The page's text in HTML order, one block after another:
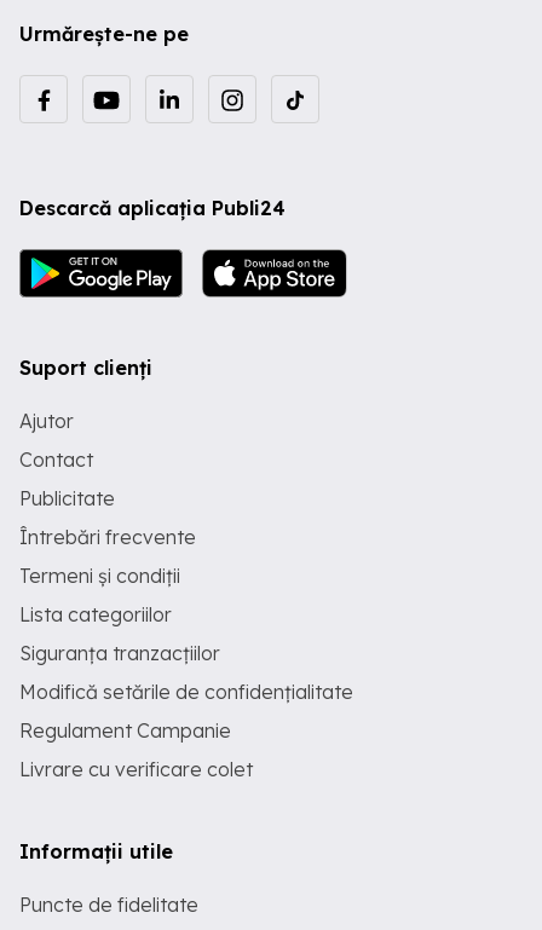
Urmărește-ne pe
Descarcă aplicația Publi24
Suport clienți
Ajutor
Contact
Publicitate
Întrebări frecvente
Termeni și condiții
Lista categoriilor
Siguranța tranzacțiilor
Modifică setările de confidențialitate
Regulament Campanie
Livrare cu verificare colet
Informații utile
Puncte de fidelitate